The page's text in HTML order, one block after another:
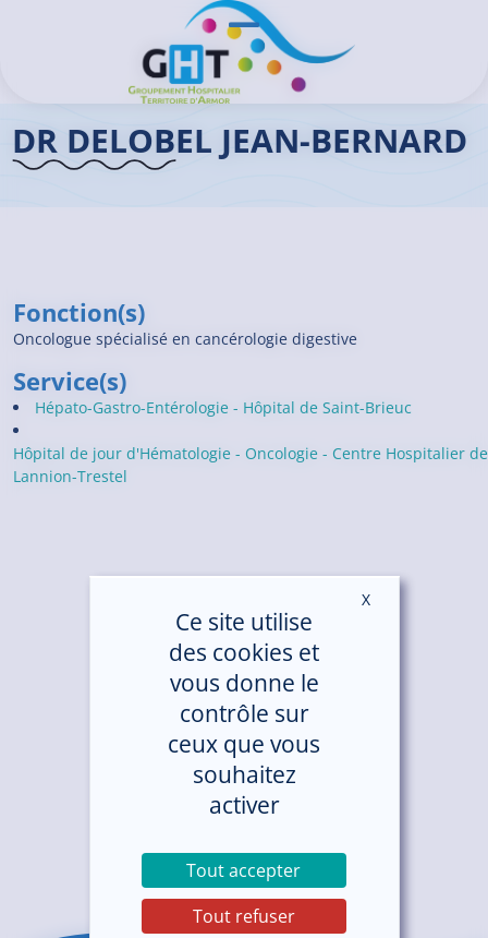
Ouvrir/Fermer le menu
>Dr DELOBEL Jean-Bernard
DR DELOBEL JEAN-BERNARD
Fonction(s)
Oncologue spécialisé en cancérologie digestive
Service(s)
Hépato-Gastro-Entérologie - Hôpital de Saint-Brieuc
Hôpital de jour d'Hématologie - Oncologie - Centre Hospitalier de
Lannion-Trestel
Panneau de gestion des cookies
Ce site utilise
des cookies et
vous donne le
contrôle sur
ceux que vous
souhaitez
activer
Tout accepter
Tout refuser
XMasquer le